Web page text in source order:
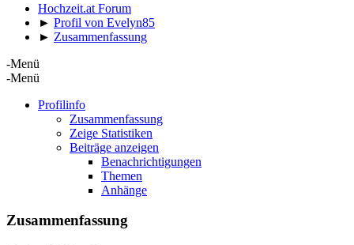
Hochzeit.at Forum
► Profil von Evelyn85
► Zusammenfassung
-Menü
-Menü
Profilinfo
Zusammenfassung
Zeige Statistiken
Beiträge anzeigen
Benachrichtigungen
Themen
Anhänge
Zusammenfassung